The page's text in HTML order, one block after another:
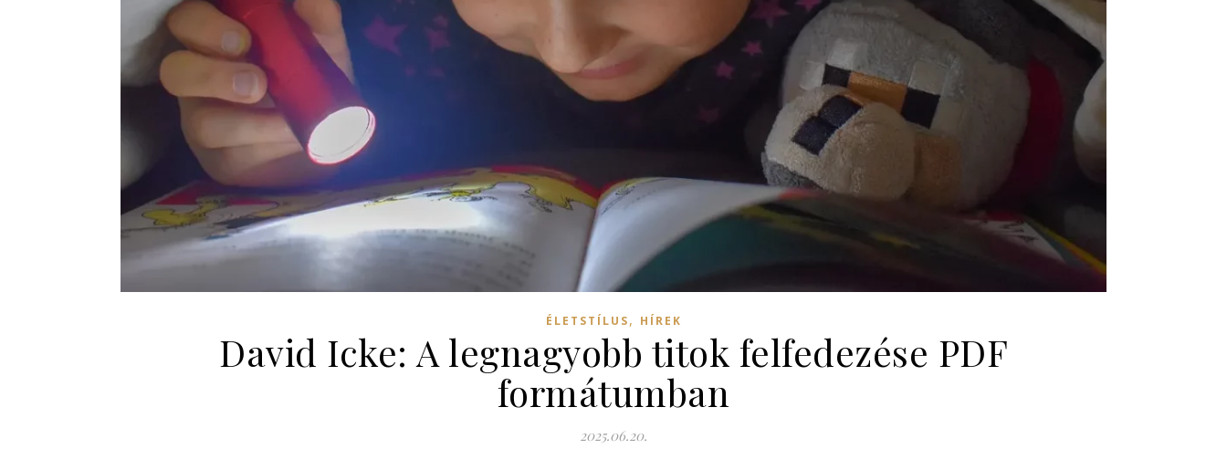
ÉLETSTÍLUS, HÍREK
David Icke: A legnagyobb titok felfedezése PDF
formátumban
2025.06.20.